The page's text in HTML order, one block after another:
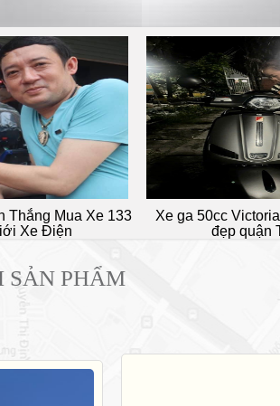
Xe ga 50cc Victoria AT88 Pro về với chị
SẢN PHẨM